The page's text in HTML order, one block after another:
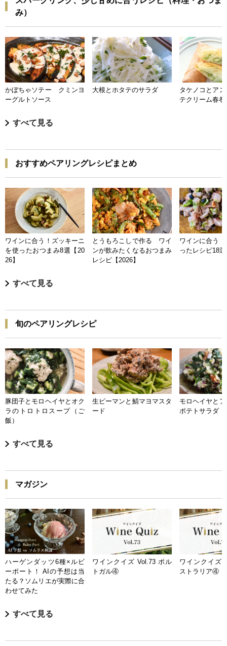
み）
かぼちゃソテー クミンヨ
ーグルトソース
大根とホタテのサラダ
タケノコとア
テクリーム春巻
すべて見る
おすすめペアリングレシピまとめ
ワインに合う！ズッキーニ
を使ったおつまみ8選【20
26】
とうもろこしで作る ワイ
ンが飲みたくなるおつまみ
レシピ【2026】
ワインに合う
ったレシピ18
すべて見る
旬のペアリングレシピ
豚団子とモロヘイヤとオク
ラのトロトロスープ（ご
飯）
生ピーマンと鯖マヨマスタ
ード
モロヘイヤと
ポテトサラダ
すべて見る
マガジン
ハーゲンダッツ6種×ルビ
ーポート！ AIの予想は当
たる？ソムリエが実際に合
わせてみた
ワインクイズ Vol.73 ポル
トガル④
ワインクイズ
ストラリア④
すべて見る